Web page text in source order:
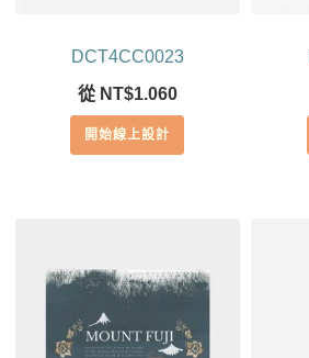
DCT4CC0023
從 NT$1.060
開始線上設計